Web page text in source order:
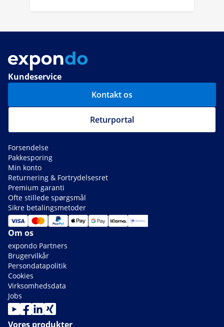
Kundeservice
Kontakt os
Returportal
Forsendelse
Pakkesporing
Min konto
Returnering & Fortrydelsesret
Premium garanti
Ofte stillede spørgsmål
Sikre betalingsmetoder
Om os
expondo Partners
Brugervilkår
Persondatapolitik
Cookies
Virksomhedsdata
Jobs
Vores produkter